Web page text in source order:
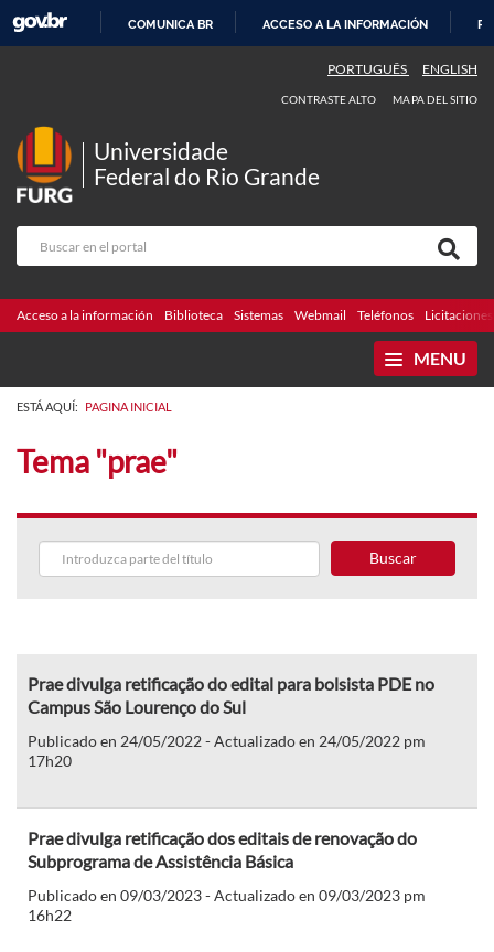
CONTENIDO
COMUNICA BR ACCESO A LA INFORMACIÓN
PORTUGUÊS ENGLISH
CONTRASTE ALTO MAPA DEL SITIO
Universidade
Federal do Rio Grande
Acceso a la información Biblioteca Sistemas Webmail Teléfonos Licitaciones
MENU
ESTÁ AQUÍ: PAGINA INICIAL
Tema "prae"
Buscar
Prae divulga retificação do edital para bolsista PDE no
Campus São Lourenço do Sul
Publicado en 24/05/2022 - Actualizado en 24/05/2022 pm
17h20
Prae divulga retificação dos editais de renovação do
Subprograma de Assistência Básica
Publicado en 09/03/2023 - Actualizado en 09/03/2023 pm
16h22